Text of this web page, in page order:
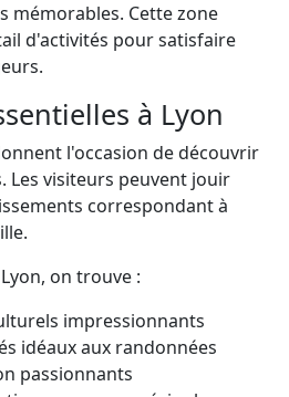
mémorables. Cette zone
d'activités pour satisfaire
à Lyon
l'occasion de découvrir
Les visiteurs peuvent jouir
correspondant à
on trouve :
impressionnants
idéaux aux randonnées
passionnants